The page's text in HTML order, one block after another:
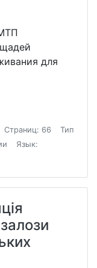
для
Страниц: 66
Тип
Язык: